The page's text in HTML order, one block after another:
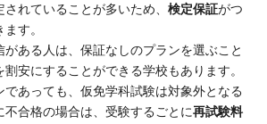
れていることが多いため、 検定保証がつ
す。
ある人は、保証なしのプランを選ぶこと
割安にすることができる学校もあります。
であっても、仮免学科試験は対象外となる
不合格の場合は、受験するごとに再試験料